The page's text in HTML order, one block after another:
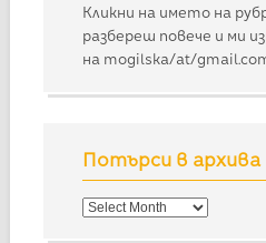
Кликни на името на
разбереш повече и ми
на mogilska/at/
Потърси в архива
Потърси